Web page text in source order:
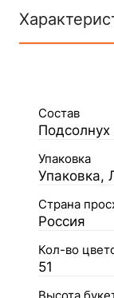
Состав
Подсолнух
Упаковка
Упаковка,
Страна
Россия
Кол-во
51